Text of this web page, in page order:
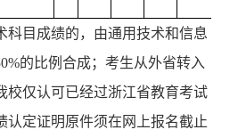
科目成绩的，由通用技术和信息
的比例合成；考生从外省转入
校仅认可已经过浙江省教育考试
认定证明原件须在网上报名截止